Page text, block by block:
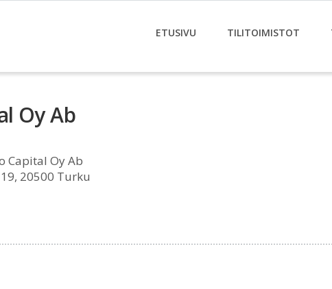
ETUSIVU TILITOIMISTOT
Oy Ab
Capital Oy Ab
20500 Turku